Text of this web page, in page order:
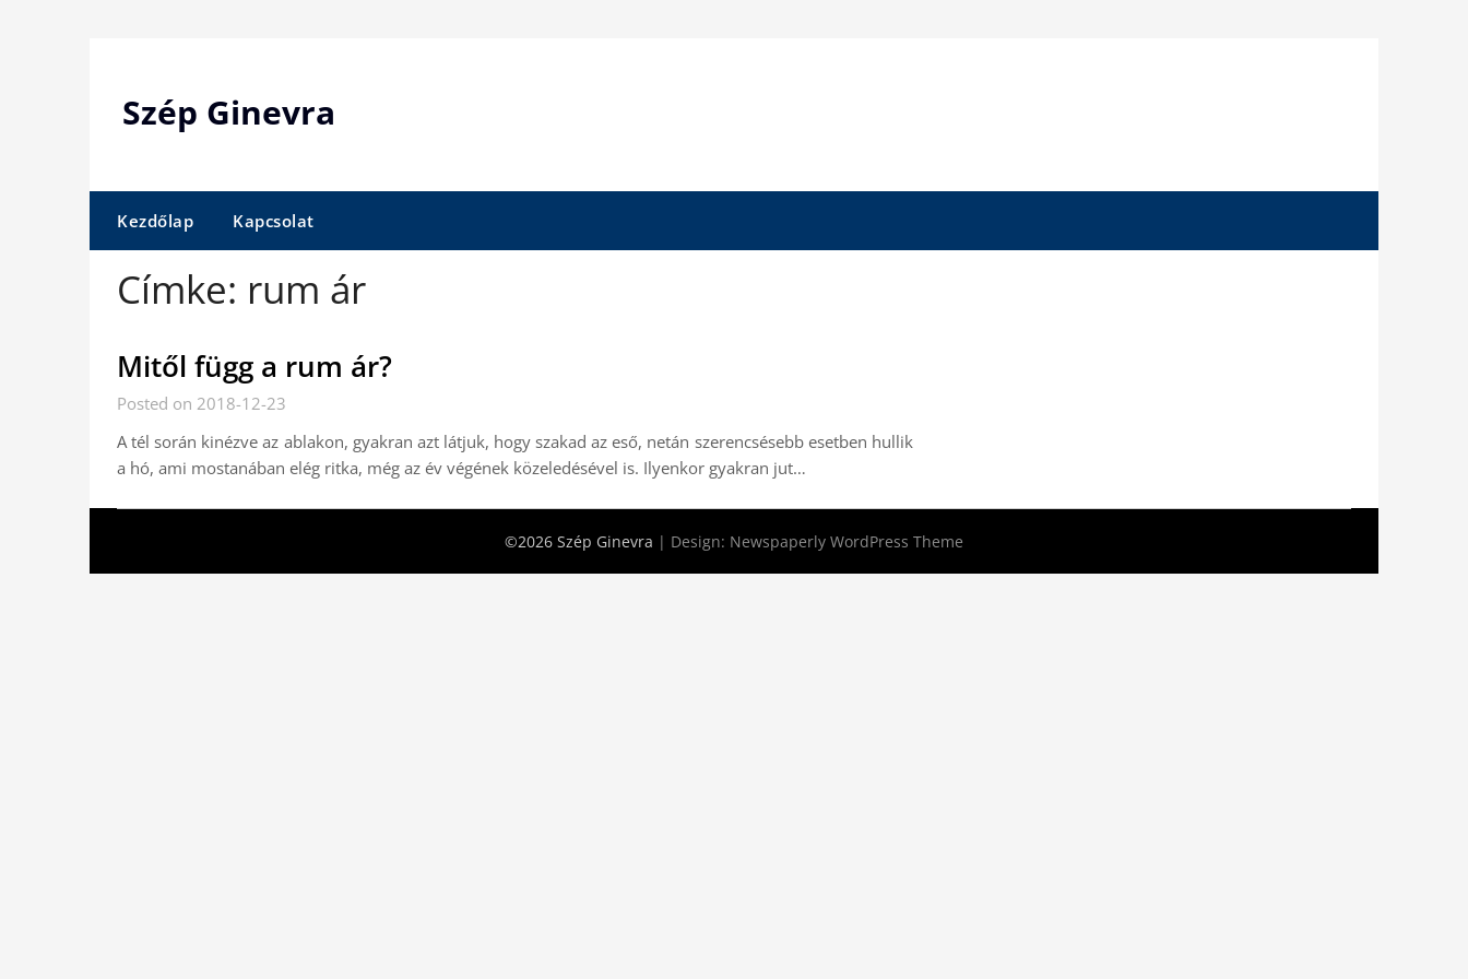
Szép Ginevra
Kezdőlap Kapcsolat
Címke: rum ár
Mitől függ a rum ár?
Posted on 2018-12-23
A tél során kinézve az ablakon, gyakran azt látjuk, hogy szakad az eső, netán szerencsésebb esetben hullik
a hó, ami mostanában elég ritka, még az év végének közeledésével is. Ilyenkor gyakran jut…
©2026 Szép Ginevra | Design: Newspaperly WordPress Theme